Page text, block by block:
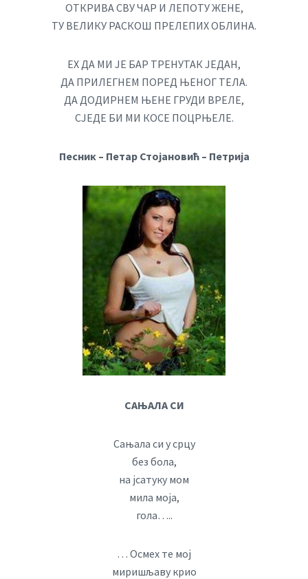
ОТКРИВА СВУ ЧАР И ЛЕПОТУ ЖЕНЕ,
ТУ ВЕЛИКУ РАСКОШ ПРЕЛЕПИХ ОБЛИНА.
ЕХ ДА МИ ЈЕ БАР ТРЕНУТАК ЈЕДАН,
ДА ПРИЛЕГНЕМ ПОРЕД ЊЕНОГ ТЕЛА.
ДА ДОДИРНЕМ ЊЕНЕ ГРУДИ ВРЕЛЕ,
СЈЕДЕ БИ МИ КОСЕ ПОЦРЊЕЛЕ.
Песник – Петар Стојановић – Петрија
САЊАЛА СИ
Сањала си у срцу
без бола,
на јсатуку мом
мила моја,
гола…..
… Осмех те мој
миришљаву крио